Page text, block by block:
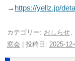
→ https://yellz.jp/
カテゴリー: おしらせ、
窓会 | 投稿日: 2025-